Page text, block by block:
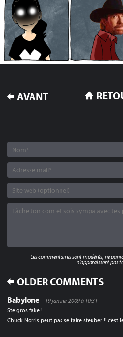
NAVIGATION
DE
AVANT
Babylone
19 janvier 2009 à 10:31
Ste gros fake !
Chuck Norris peut pas se faire steuber !!
COMMENT
NAVIGATION
OLDER COMMENTS
Les commentaires sont modérés, ne
n'apparaissent pas